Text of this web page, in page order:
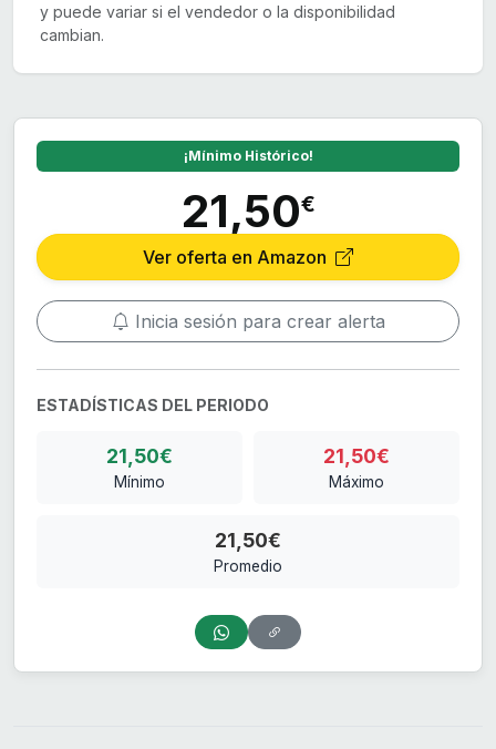
y puede variar si el vendedor o la disponibilidad
cambian.
¡Mínimo Histórico!
21,50€
Ver oferta en Amazon
Inicia sesión para crear alerta
ESTADÍSTICAS DEL PERIODO
21,50€
Mínimo
21,50€
Máximo
21,50€
Promedio